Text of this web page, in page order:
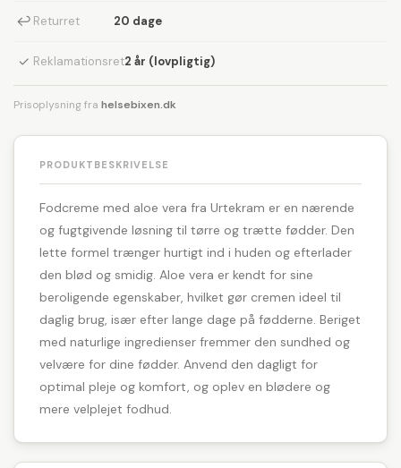
↩ Returret 20 dage
✓ Reklamationsret2 år (lovpligtig)
Prisoplysning fra helsebixen.dk
PRODUKTBESKRIVELSE
Fodcreme med aloe vera fra Urtekram er en nærende
og fugtgivende løsning til tørre og trætte fødder. Den
lette formel trænger hurtigt ind i huden og efterlader
den blød og smidig. Aloe vera er kendt for sine
beroligende egenskaber, hvilket gør cremen ideel til
daglig brug, især efter lange dage på fødderne. Beriget
med naturlige ingredienser fremmer den sundhed og
velvære for dine fødder. Anvend den dagligt for
optimal pleje og komfort, og oplev en blødere og
mere velplejet fodhud.